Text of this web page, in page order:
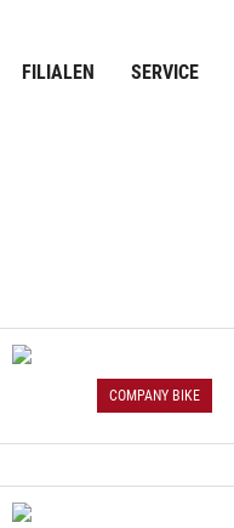
FILIALEN SERVICE
COMPANY BIKE